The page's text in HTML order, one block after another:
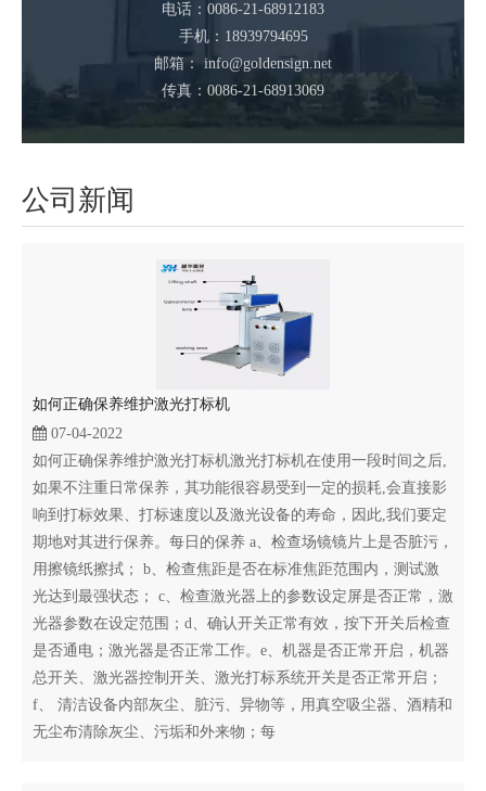
电话：0086-21-68912183
手机：18939794695
邮箱： info@goldensign.net
传真：0086-21-68913069
公司新闻
如何正确保养维护激光打标机
07-04-2022
如何正确保养维护激光打标机激光打标机在使用一段时间之后,
如果不注重日常保养，其功能很容易受到一定的损耗,会直接影
响到打标效果、打标速度以及激光设备的寿命，因此,我们要定
期地对其进行保养。每日的保养 a、检查场镜镜片上是否脏污，
用擦镜纸擦拭； b、检查焦距是否在标准焦距范围内，测试激
光达到最强状态； c、检查激光器上的参数设定屏是否正常，激
光器参数在设定范围；d、确认开关正常有效，按下开关后检查
是否通电；激光器是否正常工作。e、机器是否正常开启，机器
总开关、激光器控制开关、激光打标系统开关是否正常开启；
f、 清洁设备内部灰尘、脏污、异物等，用真空吸尘器、酒精和
无尘布清除灰尘、污垢和外来物；每